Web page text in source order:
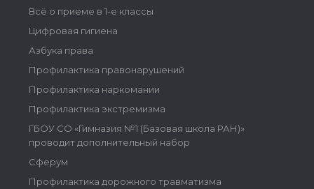
Всё о приеме в 1-е классы
Цифровая гигиена
Азбука права
Профилактика правонарушений
Профилактика наркомании
Профилактика экстремизма
ГБОУ СО «Гимназия №1 (Базовая школа РАН)»
проводит дополнительный набор
Сферум
Профилактика дорожного травматизма